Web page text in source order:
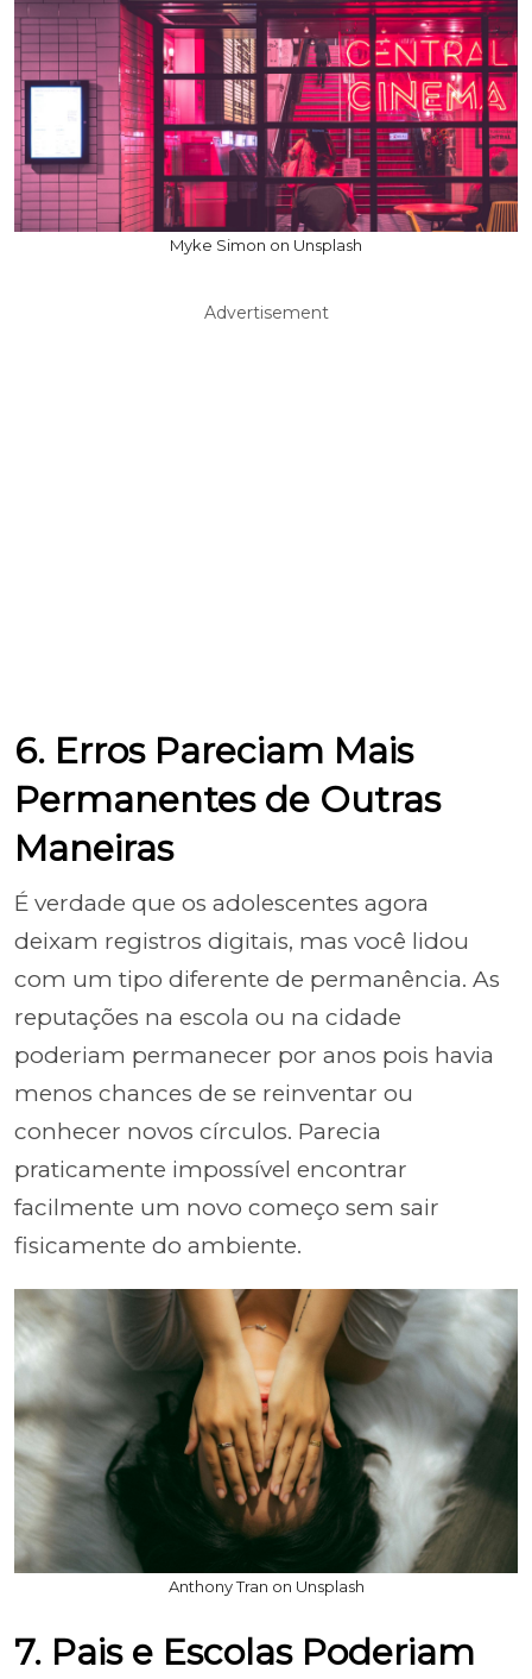
Myke Simon on Unsplash
Advertisement
6. Erros Pareciam Mais
Permanentes de Outras
Maneiras
É verdade que os adolescentes agora
deixam registros digitais, mas você lidou
com um tipo diferente de permanência. As
reputações na escola ou na cidade
poderiam permanecer por anos pois havia
menos chances de se reinventar ou
conhecer novos círculos. Parecia
praticamente impossível encontrar
facilmente um novo começo sem sair
fisicamente do ambiente.
Anthony Tran on Unsplash
7. Pais e Escolas Poderiam